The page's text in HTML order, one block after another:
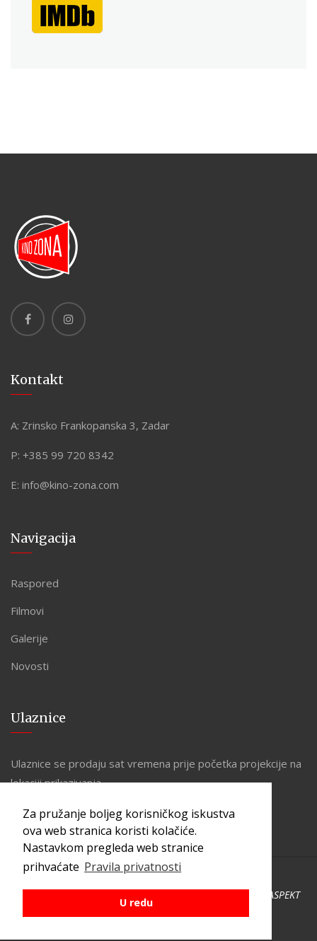
Za pružanje boljeg korisničkog iskustva
ova web stranica koristi kolačiće.
Nastavkom pregleda web stranice
prihvaćate Pravila privatnosti
U redu
Kontakt
A: Zrinsko Frankopanska 3, Zadar
P: +385 99 720 8342
E: info@kino-zona.com
Navigacija
Raspored
Filmovi
Galerije
Novosti
Ulaznice
Ulaznice se prodaju sat vremena prije početka projekcije na
lokaciji prikazivanja.
ASPEKT